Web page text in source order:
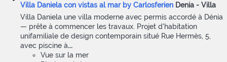
Villa Daniela con vistas al mar by Carlosferien Denia - Villa
Villa Daniela une villa moderne avec permis accordé à Dénia
— prête à commencer les travaux. Projet d'habitation
unifamiliale de design contemporain situé Rue Hermès, 5,
avec piscine à...
Vue sur la mer